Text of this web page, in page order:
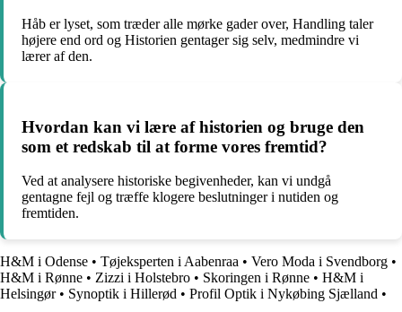
Håb er lyset, som træder alle mørke gader over, Handling taler
højere end ord og Historien gentager sig selv, medmindre vi
lærer af den.
Hvordan kan vi lære af historien og bruge den
som et redskab til at forme vores fremtid?
Ved at analysere historiske begivenheder, kan vi undgå
gentagne fejl og træffe klogere beslutninger i nutiden og
fremtiden.
H&M i Odense • Tøjeksperten i Aabenraa • Vero Moda i Svendborg •
H&M i Rønne • Zizzi i Holstebro • Skoringen i Rønne • H&M i
Helsingør• Synoptik i Hillerød • Profil Optik i Nykøbing Sjælland •